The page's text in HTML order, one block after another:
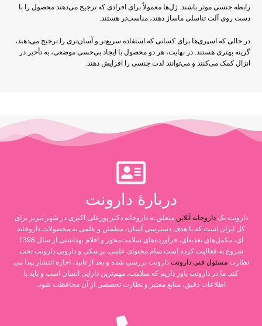
رابطه جنسی موثر باشند. ژل‌ها معمولاً برای افرادی که ترجیح می‌دهند محصول را با
دست روی آلت تناسلی ماساژ دهند، مناسب‌تر هستند.
در حالی که اسپری‌ها برای کسانی که استفاده سریع‌تر و آسان‌تری را ترجیح می‌دهند،
گزینه بهتری هستند. در نهایت، هر دو محصول با ایجاد بی‌حسی موضعی، به تأخیر در
انزال کمک می‌کنند و می‌توانند لذت جنسی را افزایش دهند.
دربارۀ دارونت
دارونت یکداروخانه آنلاین متعلق به داروخانه دکتر پورعلی اکبری در شهر تبریز برای
کل ایران است که با هدف دسترسی آسان، مطمئن و علمی به محصولات داروخانه
ای، مکمل‌های تغذیه‌ای، فرآورده‌های سلامت‌محور و اقلام بهداشتی از سال 1398
شروع به فعالیت کرده است.تمام محتوای علمی، پزشکی و دارویی دارونت تحت
نظارتمسئول فنی دارونت دارونت بررسی شده و بعد از تایید، اجازه انتشار پیدا می
کند. ما در دارونت باور داریم که سلامت، مهم‌ترین دارایی انسان است و باید با
اطلاعات دقیق، منابع معتبر و نظارت تخصصی از آن محافظت شود.